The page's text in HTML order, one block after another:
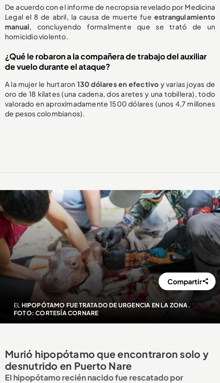
De acuerdo con el informe de necropsia revelado por Medicina
Legal el 8 de abril, la causa de muerte fue estrangulamiento
manual , concluyendo formalmente que se trató de un
homicidio violento.
¿Qué le robaron a la compañera de trabajo del auxiliar
de vuelo durante el ataque?
A la mujer le hurtaron 130 dólares en efectivo y varias joyas de
oro de 18 kilates (una cadena, dos aretes y una tobillera), todo
valorado en aproximadamente 1500 dólares (unos 4,7 millones
de pesos colombianos).
EL HIPOPÓTAMO FUE TRATADO DE URGENCIA EN LA ZONA.
FOTO: CORTESÍA CORNARE
Compartir
Murió hipopótamo que encontraron solo y
desnutrido en Puerto Nare
El hipopótamo recién nacido fue rescatado por